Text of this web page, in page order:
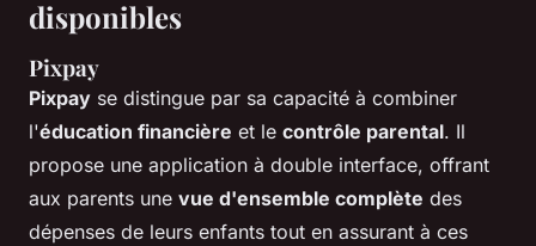
disponibles
Pixpay
Pixpay se distingue par sa capacité à combiner
l'éducation financière et le contrôle parental. Il
propose une application à double interface, offrant
aux parents une vue d'ensemble complète des
dépenses de leurs enfants tout en assurant à ces